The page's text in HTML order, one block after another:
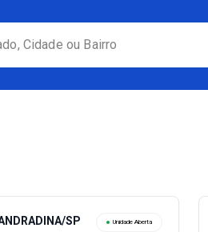
Cidade ou Bairro
SP Unidade Aberta